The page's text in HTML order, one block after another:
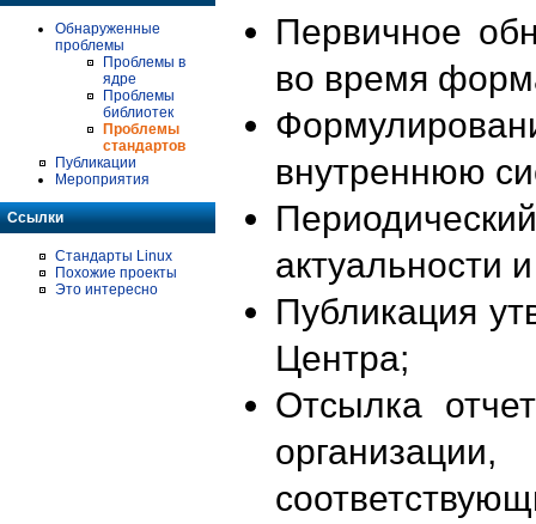
Обнаруженные
проблемы
Проблемы в
ядре
Проблемы
библиотек
Проблемы
стандартов
Публикации
Мероприятия
Ссылки
Стандарты Linux
Похожие проекты
Это интересно
Первичное
во время
внутреннюю
актуальности
Публикация
Центра;
Отсылка